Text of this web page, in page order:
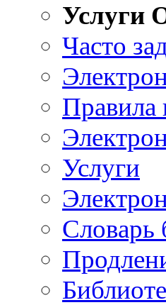
Часто
Правила
Услуги
Словарь